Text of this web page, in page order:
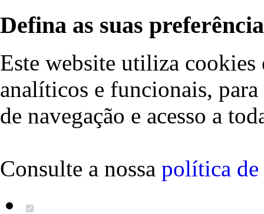
Defina as suas
Este website utiliza cookies
analíticos e funcionais,
de navegação e acesso a
Consulte a nossa política de